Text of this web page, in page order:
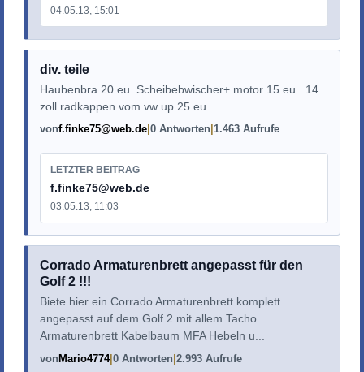
04.05.13, 15:01
div. teile
Haubenbra 20 eu. Scheibebwischer+ motor 15 eu . 14
zoll radkappen vom vw up 25 eu.
vonf.finke75@web.de 0 Antworten 1.463 Aufrufe
LETZTER BEITRAG
f.finke75@web.de
03.05.13, 11:03
Corrado Armaturenbrett angepasst für den
Golf 2 !!!
Biete hier ein Corrado Armaturenbrett komplett
angepasst auf dem Golf 2 mit allem Tacho
Armaturenbrett Kabelbaum MFA Hebeln u...
vonMario4774 0 Antworten 2.993 Aufrufe